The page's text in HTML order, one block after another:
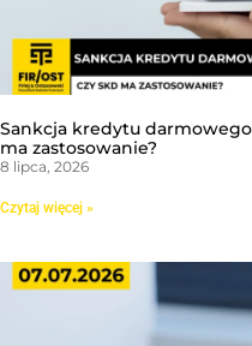
Sankcja kredytu
ma zastosowanie?
8 lipca, 2026
Czytaj więcej »